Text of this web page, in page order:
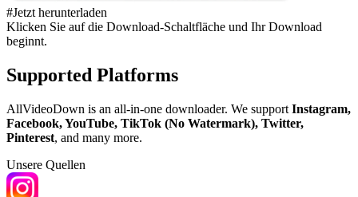
#Jetzt herunterladen
Klicken Sie auf die Download-Schaltfläche und Ihr Download
beginnt.
Supported Platforms
AllVideoDown is an all-in-one downloader. We support Instagram,
Facebook, YouTube, TikTok (No Watermark), Twitter,
Pinterest, and many more.
Unsere Quellen